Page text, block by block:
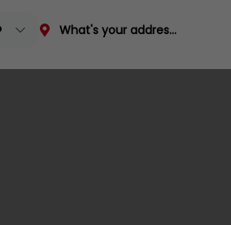
What's your address?